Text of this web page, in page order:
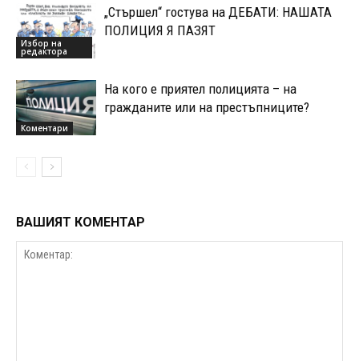
Избор на
редактора
„Стършел“ гостува на ДЕБАТИ: НАШАТА
ПОЛИЦИЯ Я ПАЗЯТ
Коментари
На кого е приятел полицията – на
гражданите или на престъпниците?
ВАШИЯТ КОМЕНТАР